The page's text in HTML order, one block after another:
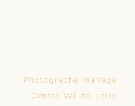
Photographe mariage
Centre-Val-de-Loire